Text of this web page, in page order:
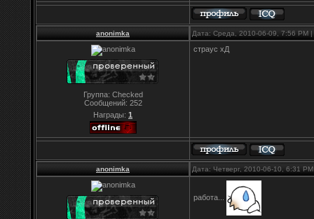
anonimka Дата: Среда, 2010-06-09, 7:56
Группа: Checked
Сообщений: 252
Награды: 1
страус хД
anonimka Дата: Четверг, 2010-06-10, 6:31
работа...